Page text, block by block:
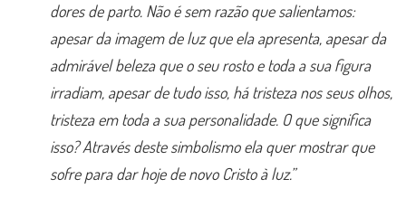
dores de parto. Não é sem razão que salientamos:
apesar da imagem de luz que ela apresenta, apesar da
admirável beleza que o seu rosto e toda a sua figura
irradiam, apesar de tudo isso, há tristeza nos seus olhos,
tristeza em toda a sua personalidade. O que significa
isso? Através deste simbolismo ela quer mostrar que
sofre para dar hoje de novo Cristo à luz.”